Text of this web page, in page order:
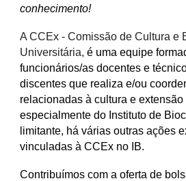
conhecimento!
A CCEx - Comissão de Cultura e
Universitária,é uma equipe
funcionários/asdocentes e
discentes que realiza e/ou
relacionadas à cultura e
especialmente do Instituto de
limitante, há várias outras ações
vinculadas à CCEx no IB.
Contribuímos com a oferta de